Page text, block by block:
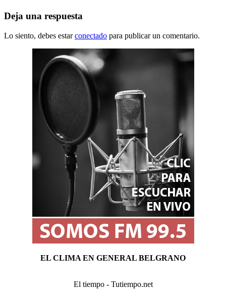
Deja una respuesta
Lo siento, debes estarconectado para publicar un comentario.
EL CLIMA EN GENERAL BELGRANO
El tiempo - Tutiempo.net